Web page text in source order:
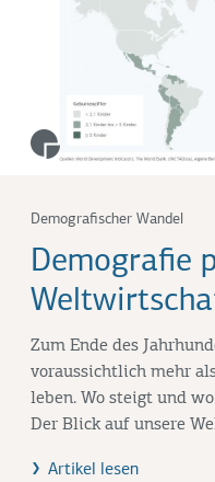
Demografischer Wandel
Demografie
Zum Ende des
voraussichtlich mehr
leben. Wo steigt und
Der Blick auf unsere
Artikel lesen